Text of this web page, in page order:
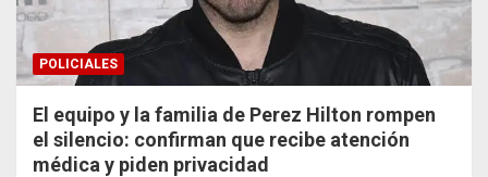
POLICIALES
El equipo y la familia de Perez Hilton rompen
el silencio: confirman que recibe atención
médica y piden privacidad